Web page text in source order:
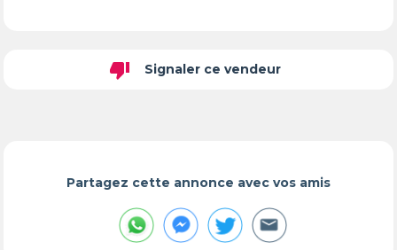
thumb_down Signaler ce vendeur
Partagez cette annonce avec vos amis